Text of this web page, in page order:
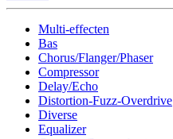
Multi-effecten
Bas
Chorus/Flanger/Phaser
Compressor
Delay/Echo
Distortion-Fuzz-Overdrive
Diverse
Equalizer